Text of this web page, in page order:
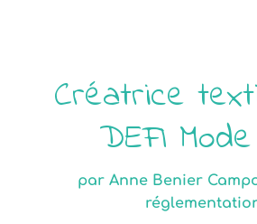
Créatrice
DEFI
parAnne Benier